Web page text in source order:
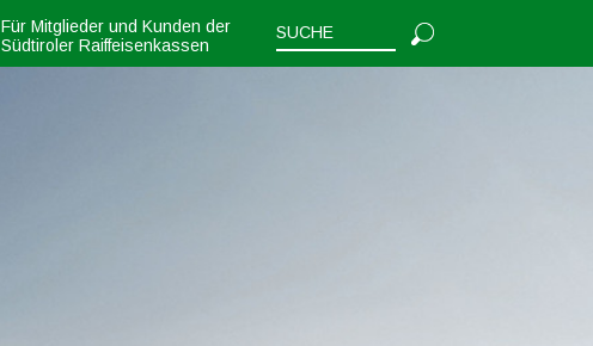
Für Mitglieder und Kunden der
Südtiroler Raiffeisenkassen